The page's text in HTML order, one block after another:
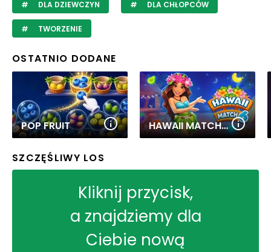
DLA DZIEWCZYN DLA CHŁOPCÓW
TWORZENIE
OSTATNIO DODANE
POP FRUIT HAWAII MATCH 6
SZCZĘŚLIWY LOS
Kliknij przycisk,
a znajdziemy dla
Ciebie nową